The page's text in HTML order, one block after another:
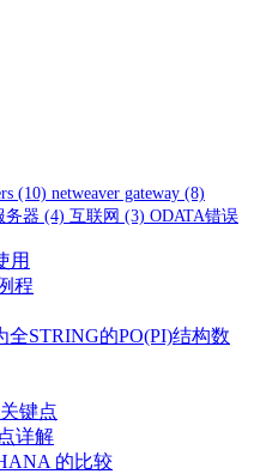
(10) netweaver gateway (8)
务器 (4) 互联网 (3) ODATA错误
用
程
STRING的PO(PI)结构数
键点
详解
的比较